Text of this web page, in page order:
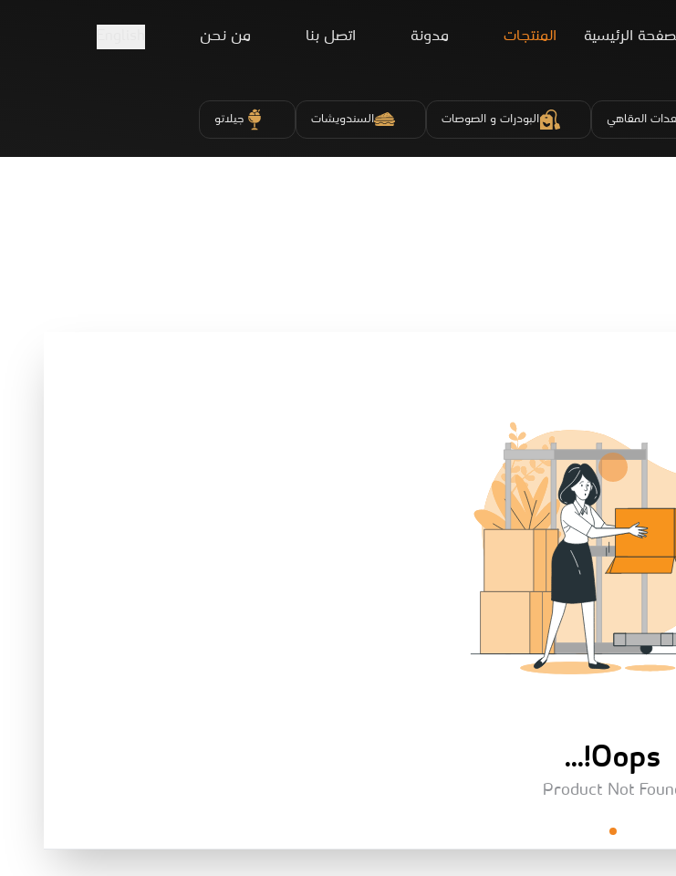
الرئيسية المنتجات مدونة اتصل بنا من نحن
المقاهي البودرات و الصوصات السندويشات جيلاتو
Oops!...
Product Not